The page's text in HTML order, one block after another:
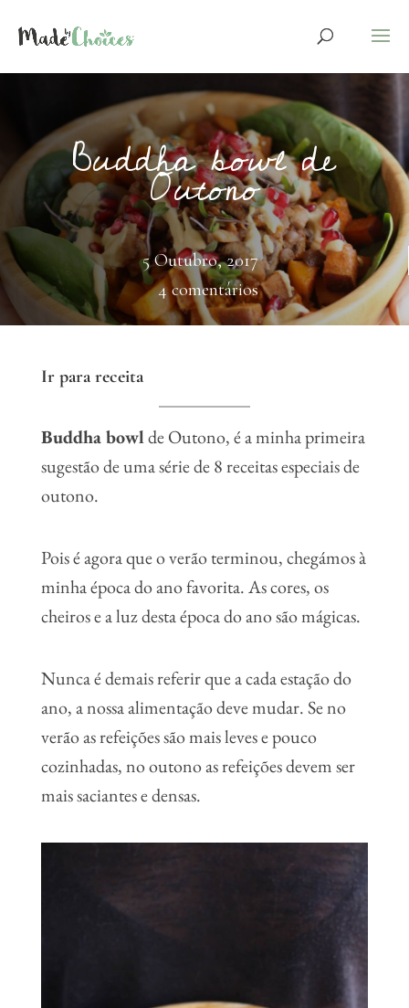
Buddha bowl de
Outono
5 Outubro, 2017
4 comentários
Ir para receita
Buddha bowlde Outono, é a minha primeira
sugestão de uma série de 8 receitas especiais de
outono.
Pois é agora que o verão terminou, chegámos à
minha época do ano favorita. As cores, os
cheiros e a luz desta época do ano são mágicas.
Nunca é demais referir que a cada estação do
ano, a nossa alimentação deve mudar. Se no
verão as refeições são mais leves e pouco
cozinhadas, no outono as refeições devem ser
mais saciantes e densas.